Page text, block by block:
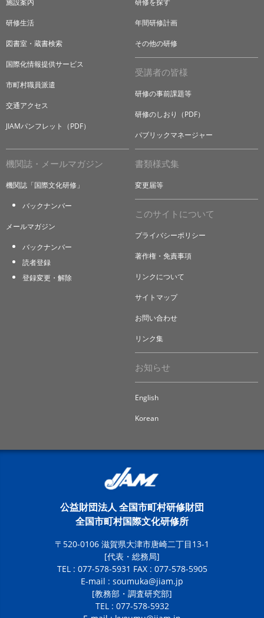
施設案内
研修生活
図書室・蔵書検索
国際化情報提供サービス
市町村職員派遣
交通アクセス
JIAMパンフレット（PDF）
研修を探す
年間研修計画
その他の研修
受講者の皆様
研修の事前課題等
研修のしおり（PDF）
パブリックマネージャー
機関誌・メールマガジン
機関誌「国際文化研修」
バックナンバー
メールマガジン
バックナンバー
読者登録
登録変更・解除
書類様式集
変更届等
このサイトについて
プライバシーポリシー
著作権・免責事項
リンクについて
サイトマップ
お問い合わせ
リンク集
お知らせ
English
Korean
公益財団法人 全国市町村研修財団
全国市町村国際文化研修所
〒520-0106 滋賀県大津市唐崎二丁目13-1
[代表・総務局]
TEL : 077-578-5931 FAX : 077-578-5905
E-mail : soumuka@jiam.jp
[教務部・調査研究部]
TEL : 077-578-5932